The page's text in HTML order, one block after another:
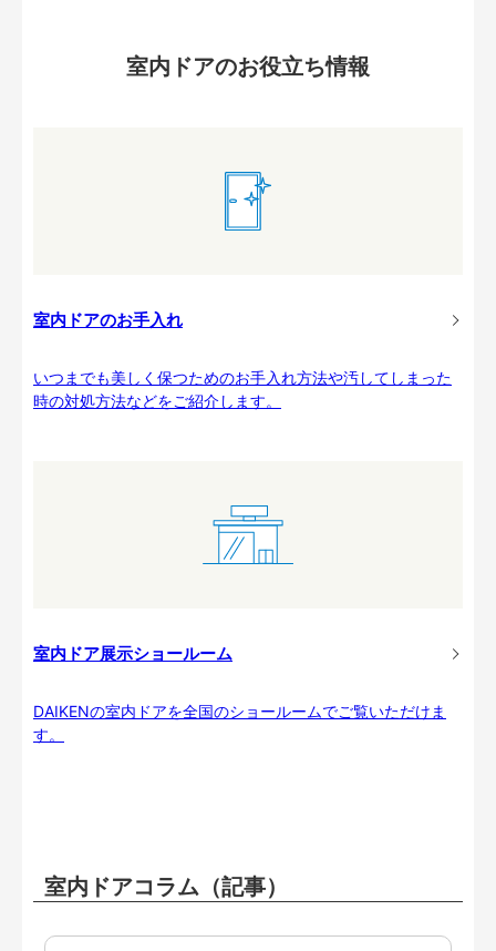
室内ドアのお役立ち情報
室内ドアのお手入れ
いつまでも美しく保つためのお手入れ方法や汚してしまった
時の対処方法などをご紹介します。
室内ドア展示ショールーム
DAIKENの室内ドアを全国のショールームでご覧いただけま
す。
室内ドアコラム（記事）